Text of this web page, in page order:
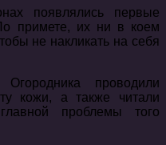
появлялись первые
примете, их ни в коем
не накликать на себя
проводили
кожи, а также читали
проблемы того